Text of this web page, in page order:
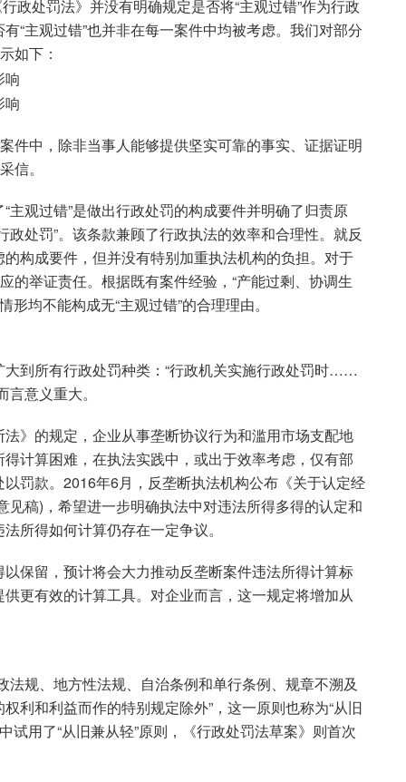
政处罚法》并没有明确规定是否将“主观过错”作为行政
“主观过错”也并非在每一案件中均被考虑。我们对部分
如下：
件中，除非当事人能够提供坚实可靠的事实、证据证明
信。
观过错”是做出行政处罚的构成要件并明确了归责原
处罚”。该条款兼顾了行政执法的效率和合理性。就反
构成要件，但并没有特别加重执法机构的负担。对于
的举证责任。根据既有案件经验，“产能过剩、协调生
形均不能构成无“主观过错”的合理理由。
到所有行政处罚种类：“行政机关实施行政处罚时……
意义重大。
》的规定，企业从事垄断协议行为和滥用市场支配地
计算困难，在执法实践中，或出于效率考虑，仅有部
罚款。2016年6月，反垄断执法机构公布《关于认定经
稿)，希望进一步明确执法中对违法所得多得的认定和
所得如何计算仍存在一定争议。
保留，预计将会大力推动反垄断案件违法所得计算标
更有效的计算工具。对企业而言，这一规定将增加从
规、地方性法规、自治条例和单行条例、规章不溯及
利和利益而作的特别规定除外”，这一原则也称为“从旧
用了“从旧兼从轻”原则，《行政处罚法草案》则首次